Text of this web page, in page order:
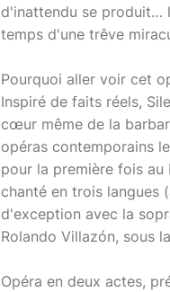
d'inattendu se produit…
temps d'une trêve
Pourquoi aller voir cet
Inspiré de faits réels,
cœur même de la
opéras contemporains
pour la première fois
chanté en trois langues
d'exception avec la
Rolando Villazón, sous
Opéra en deux actes,